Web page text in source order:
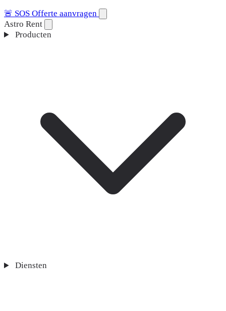
🚨 SOS Offerte aanvragen
Astro Rent
Producten
Diensten